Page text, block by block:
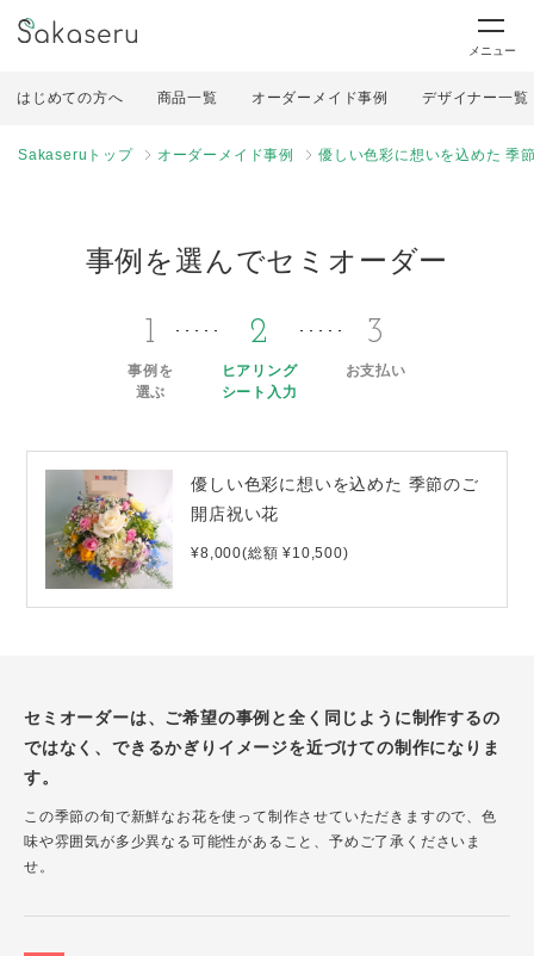
メニュー
はじめての方へ 商品一覧 オーダーメイド事例 デザイナー一覧
Sakaseruトップ オーダーメイド事例 優しい色彩に想いを込めた 季
事例を選んでセミオーダー
1
事例を
選ぶ
2
ヒアリング
シート入力
3
お支払い
優しい色彩に想いを込めた 季節のご
開店祝い花
¥8,000(総額 ¥10,500)
セミオーダーは、ご希望の事例と全く同じように制作するの
ではなく、できるかぎりイメージを近づけての制作になりま
す。
この季節の旬で新鮮なお花を使って制作させていただきますので、色
味や雰囲気が多少異なる可能性があること、予めご了承くださいま
せ。